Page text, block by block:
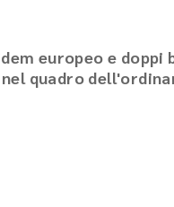
europeo e doppi
quadro